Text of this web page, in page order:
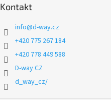
Kontakt
info@d-way.cz
+420 775 267 184
+420 778 449 588
D-way CZ
d_way_cz/